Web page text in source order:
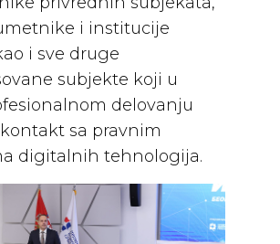
i institucije
i sve druge
subjekte koji u
delovanju
sa pravnim
digitalnih tehnologija.